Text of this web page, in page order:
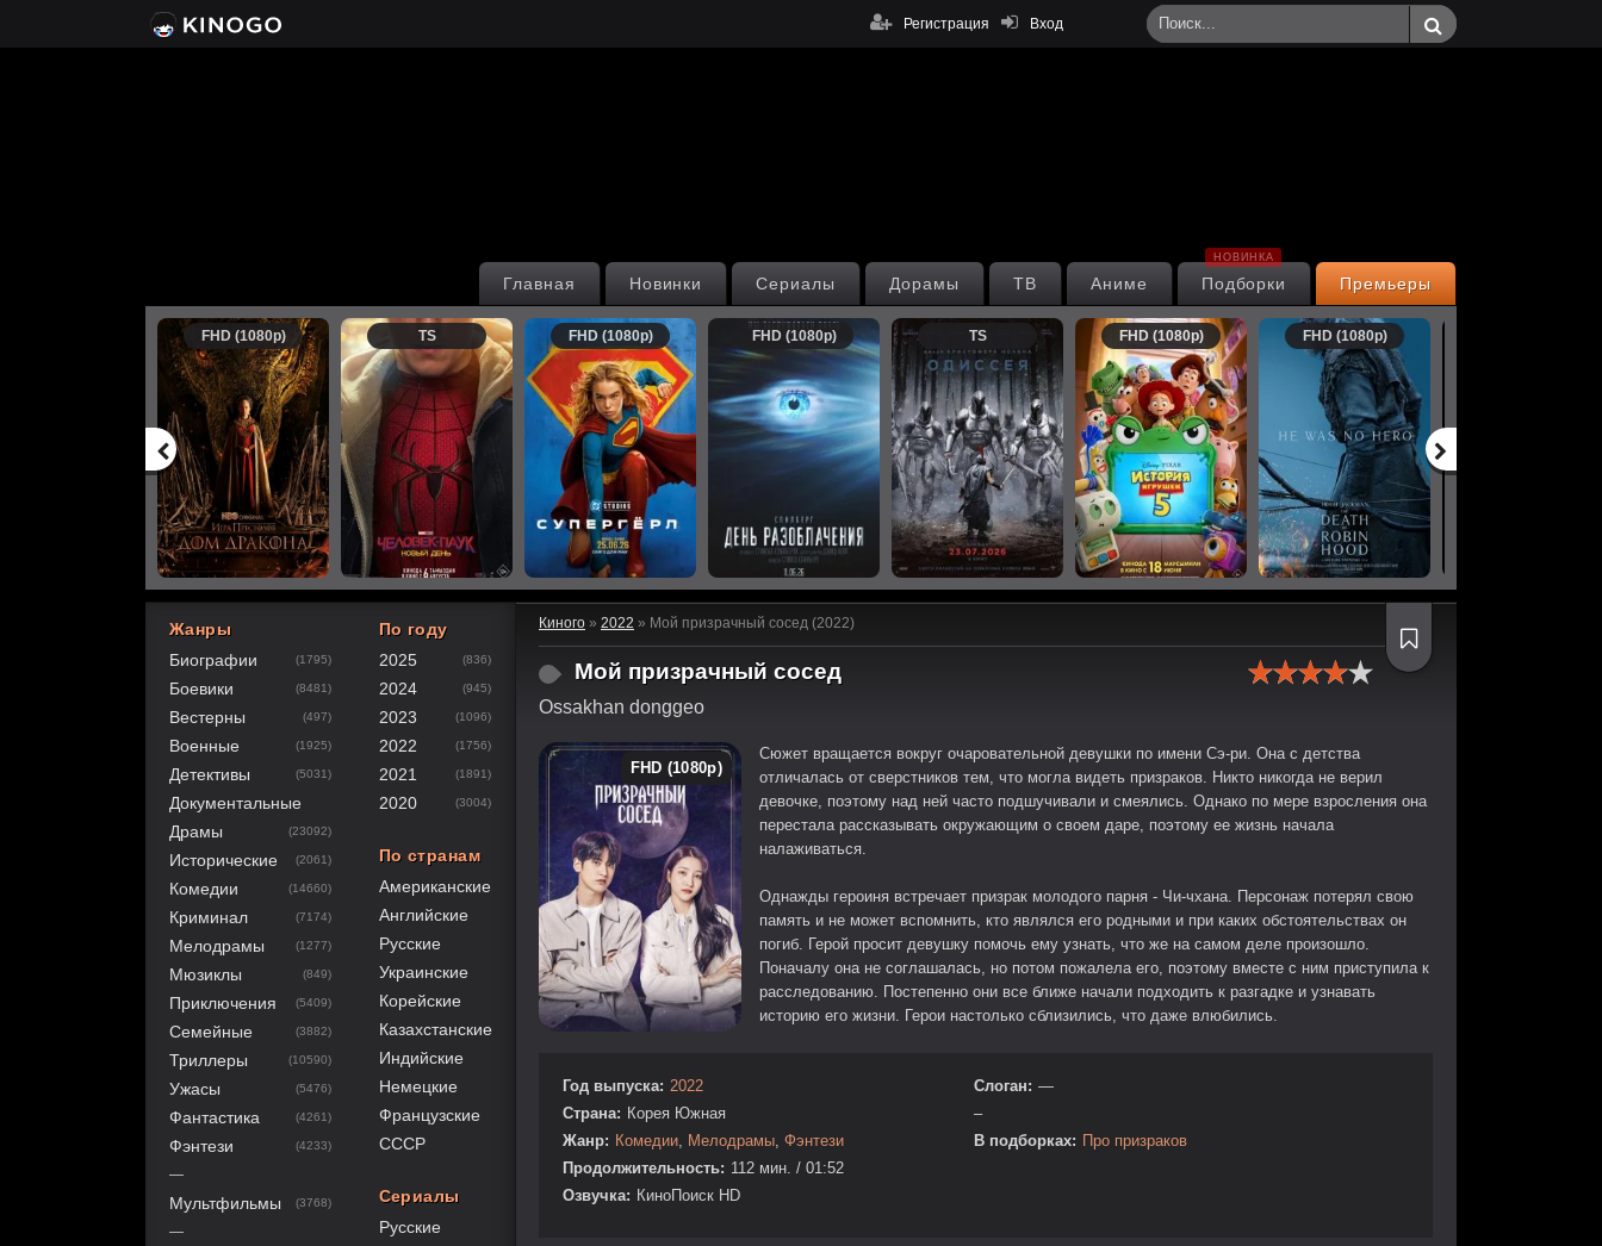
Вход
Регистрация
Премьеры
Подборки
НОВИНКА
Аниме
ТВ
Дорамы
Сериалы
Новинки
Главная
FHD (1080p) TS FHD (1080p) FHD (1080p) TS FHD (1080p) FHD (1080p)
Киного » 2022 » Мой призрачный сосед (2022)
Мой призрачный сосед
Ossakhan donggeo
80
1 2 3 4
FHD (1080p)
Сюжет вращается вокруг очаровательной девушки по имени Сэ-ри. Она с детства
отличалась от сверстников тем, что могла видеть призраков. Никто никогда не верил
девочке, поэтому над ней часто подшучивали и смеялись. Однако по мере взросления она
перестала рассказывать окружающим о своем даре, поэтому ее жизнь начала
налаживаться.
Однажды героиня встречает призрак молодого парня - Чи-чхана. Персонаж потерял свою
память и не может вспомнить, кто являлся его родными и при каких обстоятельствах он
погиб. Герой просит девушку помочь ему узнать, что же на самом деле произошло.
Поначалу она не соглашалась, но потом пожалела его, поэтому вместе с ним приступила к
расследованию. Постепенно они все ближе начали подходить к разгадке и узнавать
историю его жизни. Герои настолько сблизились, что даже влюбились.
Год выпуска: 2022
Страна: Корея Южная
Жанр: Комедии Мелодрамы Фэнтези
Продолжительность: 112 мин. / 01:52
Озвучка: КиноПоиск HD
Слоган: —
–
В подборках: Про призраков
Жанры
Биографии
(1795)
Боевики (8481)
Вестерны (497)
Военные (1925)
Детективы (5031)
Документальные
Драмы
(23092)
Исторические (2061)
Комедии (14660)
Криминал (7174)
Мелодрамы (1277)
Мюзиклы (849)
Приключения (5409)
Семейные (3882)
Триллеры (10590)
Ужасы (5476)
Фантастика (4261)
Фэнтези (4233)
—
Мультфильмы (3768)
—
По году
2025
(836)
2024 (945)
2023 (1096)
2022 (1756)
2021 (1891)
2020 (3004)
По странам
Американские
Английские
Русские
Украинские
Корейские
Казахстанские
Индийские
Немецкие
Французские
СССР
Сериалы
Русские